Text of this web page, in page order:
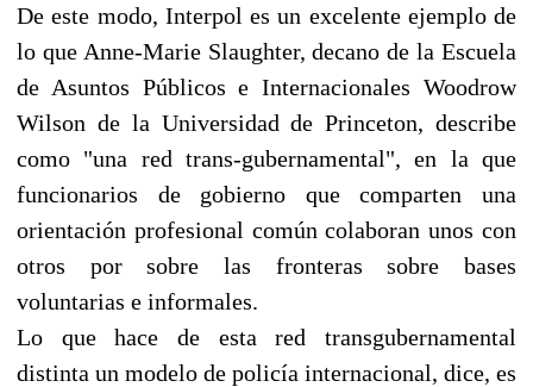
De este modo, Interpol es un excelente ejemplo de
lo que Anne-Marie Slaughter, decano de la Escuela
de Asuntos Públicos e Internacionales Woodrow
Wilson de la Universidad de Princeton, describe
como "una red trans-gubernamental", en la que
funcionarios de gobierno que comparten una
orientación profesional común colaboran unos con
otros por sobre las fronteras sobre bases
voluntarias e informales.
Lo que hace de esta red transgubernamental
distinta un modelo de policía internacional, dice, es